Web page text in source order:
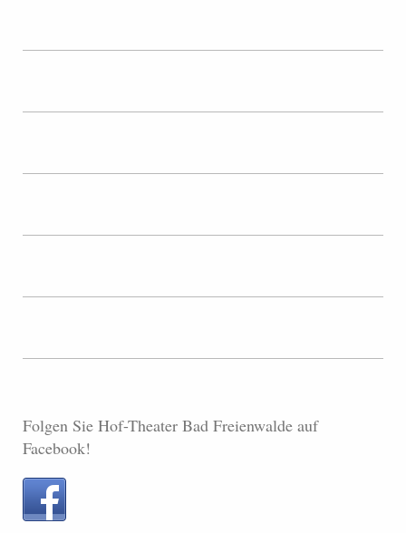
Folgen Sie Hof-Theater Bad Freienwalde auf
Facebook!